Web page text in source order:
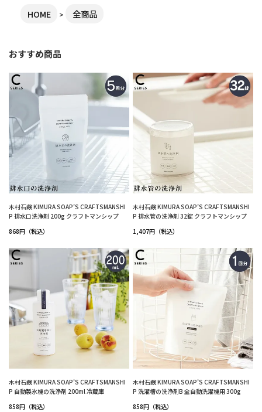
HOME 全商品
おすすめ商品
木村石鹸 KIMURA SOAP’S CRAFTSMANSHI
P 排水口洗浄剤 200g クラフトマンシップ
868円（税込）
木村石鹸 KIMURA SOAP’S CRAFTSMANSHI
P 排水管の洗浄剤 32錠 クラフトマンシップ
1,407円（税込）
木村石鹸 KIMURA SOAP’S CRAFTSMANSHI
P 自動製氷機の洗浄剤 200ml 冷蔵庫
858円（税込）
木村石鹸 KIMURA SOAP’S CRAFTSMANSHI
P 洗濯槽の洗浄剤B 全自動洗濯機用 300g
858円（税込）